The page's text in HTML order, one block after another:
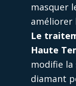
masquer
améliorer
Le
Haute
modifie
diamant